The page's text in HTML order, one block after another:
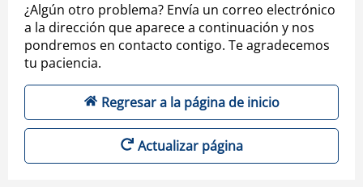
¿Algún otro problema? Envía un correo electrónico
a la dirección que aparece a continuación y nos
pondremos en contacto contigo. Te agradecemos
tu paciencia.
Regresar a la página de inicio
Actualizar página